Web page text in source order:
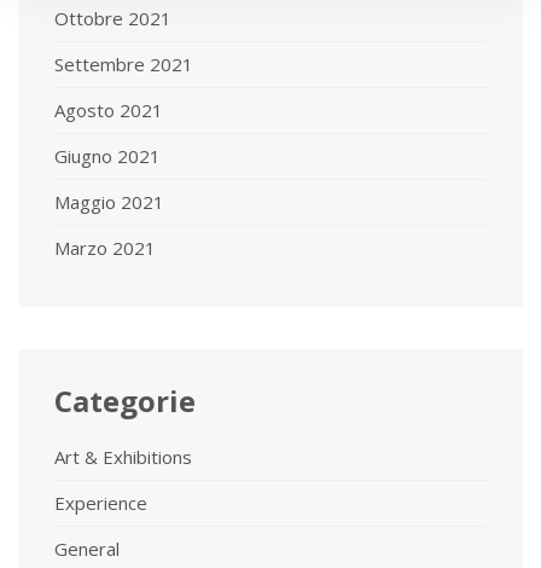
Ottobre 2021
Settembre 2021
Agosto 2021
Giugno 2021
Maggio 2021
Marzo 2021
Categorie
Art & Exhibitions
Experience
General